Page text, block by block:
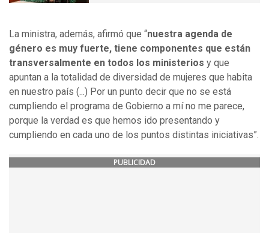
La ministra, además, afirmó que “nuestra agenda de
género es muy fuerte, tiene componentes que están
transversalmente en todos los ministerios y que
apuntan a la totalidad de diversidad de mujeres que habita
en nuestro país (...) Por un punto decir que no se está
cumpliendo el programa de Gobierno a mí no me parece,
porque la verdad es que hemos ido presentando y
cumpliendo en cada uno de los puntos distintas iniciativas”.
PUBLICIDAD